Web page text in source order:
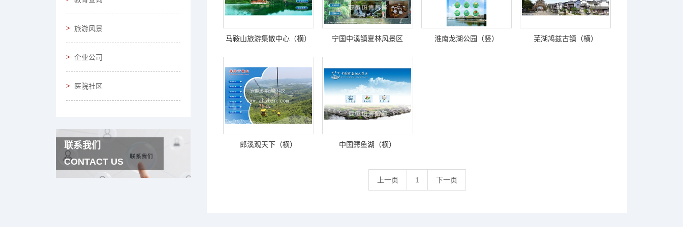
旅游风景
企业公司
医院社区
联系我们
CONTACT US
马鞍山旅游集散中心（横） 宁国中溪镇夏林风景区
（横）
淮南龙湖公园（竖） 芜湖鸠兹古镇（横）
郎溪观天下（横） 中国鳄鱼湖（横）
上一页 1 下一页